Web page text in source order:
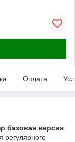
Оплата
базовая версия
регулярного